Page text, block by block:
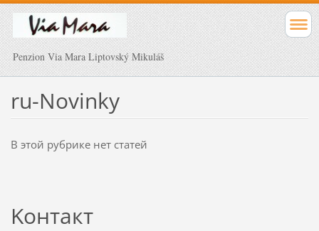
Penzion Via Mara Liptovský Mikuláš
ru-Novinky
В этой рубрике нет статей
Koнтакт